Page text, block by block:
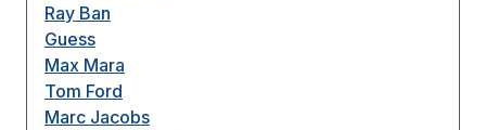
Ray Ban
Guess
Max Mara
Tom Ford
Marc Jacobs